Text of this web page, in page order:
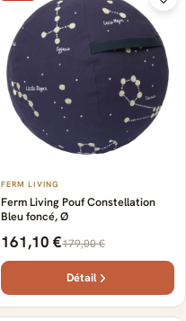
FERM LIVING
Ferm Living Pouf Constellation
Bleu foncé, Ø
161,10 €179,00 €
Détail